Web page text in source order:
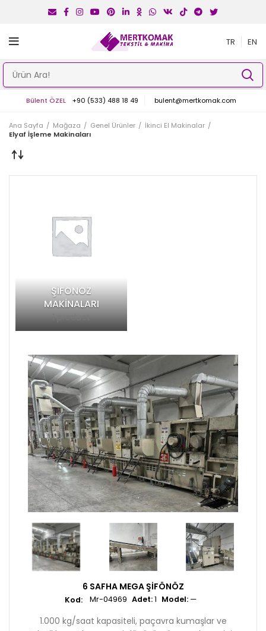
TR EN
Bülent ÖZEL +90 (533) 488 18 49 bulent@mertkomak.com
Ana Sayfa Mağaza Genel Ürünler
İkinci El Makinalar
Elyaf İşleme Makinaları
ŞIFONOZ
MAKINALARI
1 product
6 SAFHA MEGA ŞIFÖNÖZ
Adet:1 Model: —
Mr-04969
1.000 kg/saat kapasiteli, paçavra kumaşlar ve